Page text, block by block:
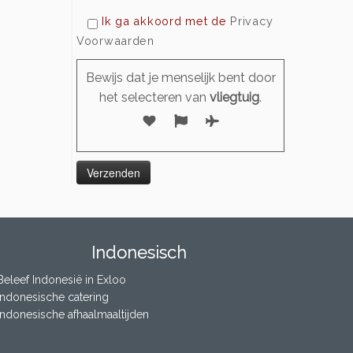
Ik ga akkoord met de Privacy
Voorwaarden
Bewijs dat je menselijk bent door
het selecteren van vliegtuig.
Indonesisch
Indonesië in Exloo
Indonesische catering
Indonesische afhaalmaaltijden